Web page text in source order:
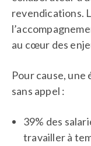
revendications.
au cœur des
Pour cause, une
sans appel :
39% des
travailler à